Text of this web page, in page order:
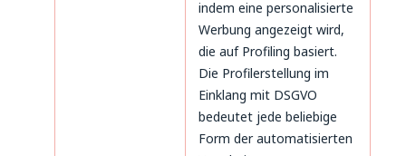
indem eine personalisierte
Werbung angezeigt wird,
die auf Profiling basiert.
Die Profilerstellung im
Einklang mit DSGVO
bedeutet jede beliebige
Form der automatisierten